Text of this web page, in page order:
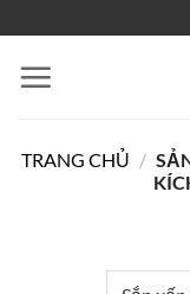
qua
nội
TRANG CHỦ /